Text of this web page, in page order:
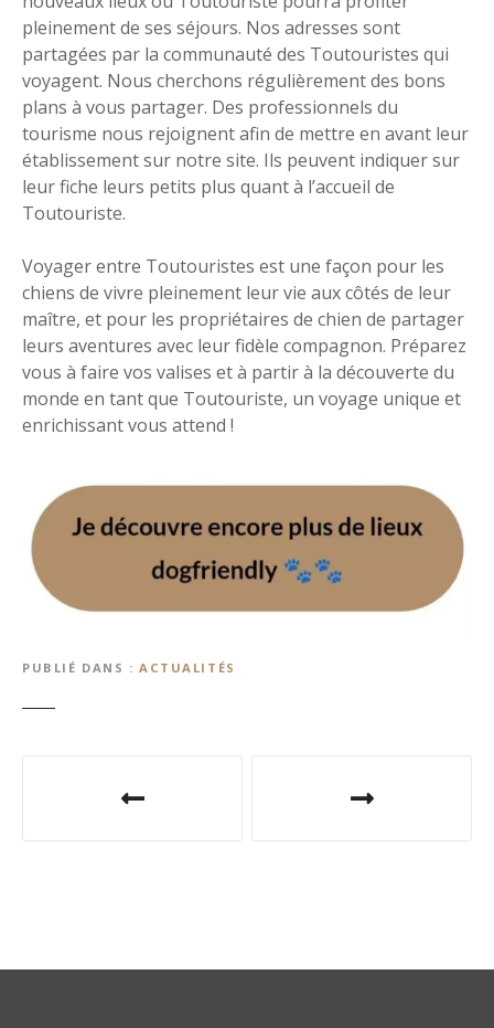
pleinement de ses séjours. Nos adresses sont
partagées par la communauté des Toutouristes qui
voyagent. Nous cherchons régulièrement des bons
plans à vous partager. Des professionnels du
tourisme nous rejoignent afin de mettre en avant leur
établissement sur notre site. Ils peuvent indiquer sur
leur fiche leurs petits plus quant à l’accueil de
Toutouriste.
Voyager entre Toutouristes est une façon pour les
chiens de vivre pleinement leur vie aux côtés de leur
maître, et pour les propriétaires de chien de partager
leurs aventures avec leur fidèle compagnon. Préparez
vous à faire vos valises et à partir à la découverte du
monde en tant que Toutouriste, un voyage unique et
enrichissant vous attend !
PUBLIÉ DANS ACTUALITÉS